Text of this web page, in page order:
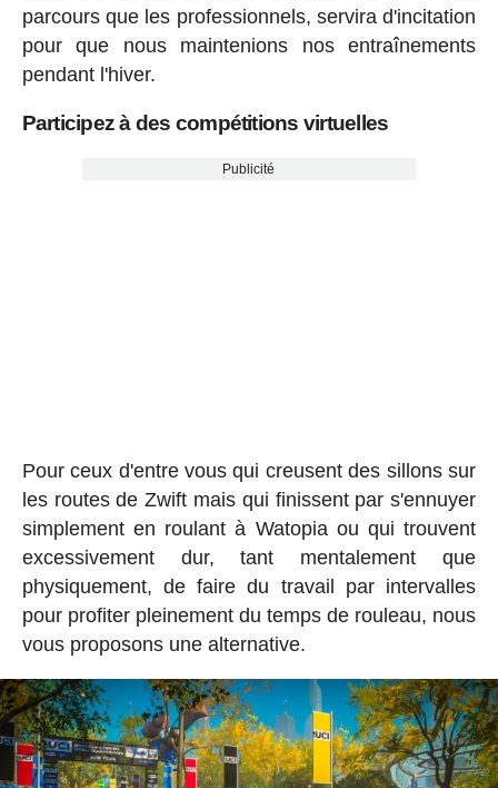
parcours que les professionnels, servira d'incitation
pour que nous maintenions nos entraînements
pendant l'hiver.
Participez à des compétitions virtuelles
Publicité
Pour ceux d'entre vous qui creusent des sillons sur
les routes de Zwift mais qui finissent par s'ennuyer
simplement en roulant à Watopia ou qui trouvent
excessivement dur, tant mentalement que
physiquement, de faire du travail par intervalles
pour profiter pleinement du temps de rouleau, nous
vous proposons une alternative.